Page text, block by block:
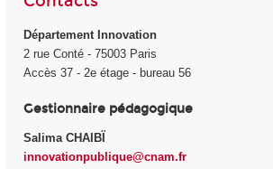
Département Innovation
2 rue Conté - 75003 Paris
Accès 37 - 2eétage - bureau 56
Gestionnaire pédagogique
Salima CHAIBÏ
innovationpublique@cnam.fr